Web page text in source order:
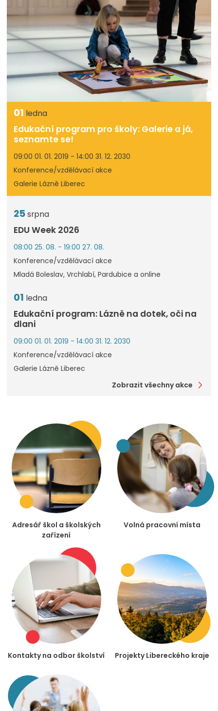
01 ledna
Edukační program pro školy: Galerie a já,
seznamte se!
09:00 01. 01. 2019 - 14:00 31. 12. 2030
Konference/vzdělávací akce
Galerie Lázně Liberec
25srpna
EDU Week 2026
08:00 25. 08. - 19:00 27. 08.
Konference/vzdělávací akce
Mladá Boleslav, Vrchlabí, Pardubice a online
01 ledna
Edukační program: Lázně na dotek, oči na
dlani
09:00 01. 01. 2019 - 14:00 31. 12. 2030
Konference/vzdělávací akce
Galerie Lázně Liberec
Zobrazit všechny akce
Adresář škol a školských
zařízení
Volná pracovní místa
Kontakty na odbor školství Projekty Libereckého kraje